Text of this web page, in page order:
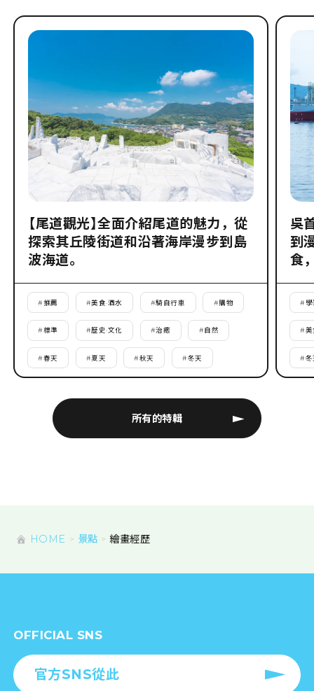
所有的特輯
【尾道觀光】全面介紹尾道的魅力，從
探索其丘陵街道和沿著海岸漫步到島
波海道。
#推薦 #美食·酒水 #騎自行車 #購物
#標準 #歷史·文化 #治癒 #自然
#春天 #夏天 #秋天 #冬天
吳
到
食
# 學
#美
#冬
HOME 景點 繪畫經歷
OFFICIAL SNS
官方SNS從此